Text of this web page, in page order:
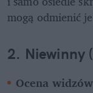
mogą odmienić
2. Niewinny
Ocena